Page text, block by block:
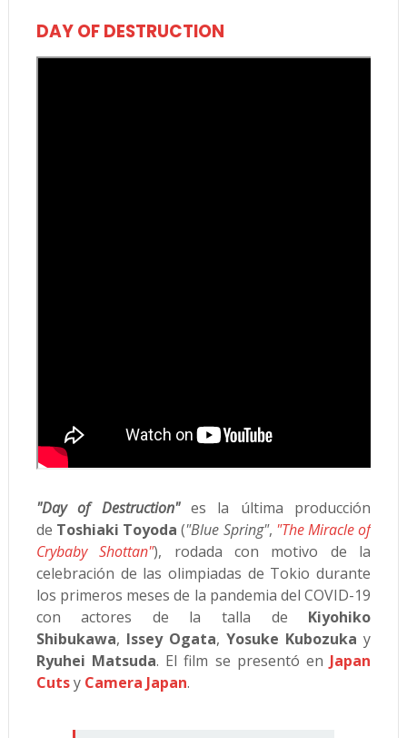
DAY OF DESTRUCTION
"Day of Destruction"es la última producción
de Toshiaki Toyoda ("Blue Spring", "The Miracle of
Crybaby Shottan"), rodada con motivo de la
celebración de las olimpiadas de Tokio durante
los primeros meses de la pandemia del COVID-19
con actores de la talla de Kiyohiko
Shibukawa, Issey Ogata, Yosuke Kubozukay
Ryuhei Matsuda. El film se presentó en Japan
Cutsy Camera Japan.